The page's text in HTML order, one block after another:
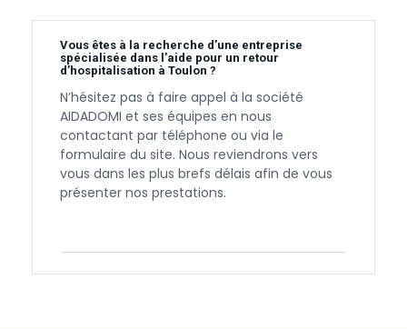
Vous êtes à la recherche d’une entreprise
spécialisée dans l’aide pour un retour
d’hospitalisation à Toulon ?
N’hésitez pas à faire appel à la société
AIDADOMI et ses équipes en nous
contactant par téléphone ou via le
formulaire du site. Nous reviendrons vers
vous dans les plus brefs délais afin de vous
présenter nos prestations.